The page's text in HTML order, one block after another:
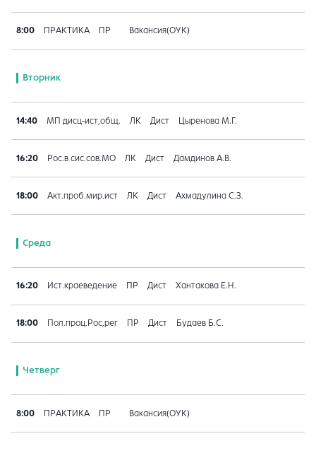
8:00 ПРАКТИКА ПР Вакансия(ОУК)
Вторник
14:40 МП дисц-ист,общ. ЛК Дист Цыренова М.Г.
16:20 Рос.в сис.сов.МО ЛК Дист Дамдинов А.В.
18:00 Акт.проб.мир.ист ЛК Дист Ахмадулина С.З.
Среда
16:20 Ист.краеведение ПР Дист Хантакова Е.Н.
18:00 Пол.проц.Рос,рег ПР Дист Будаев Б.С.
Четверг
8:00 ПРАКТИКА ПР Вакансия(ОУК)